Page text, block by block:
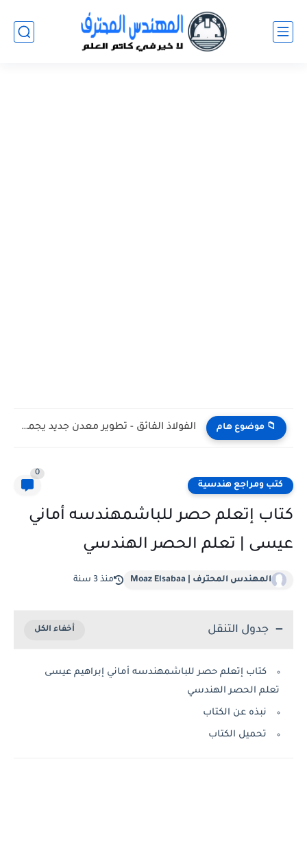
📁 موضوع هام الفولاذ الفائق - تطوير معدن جديد يجمع بين القوة والمرونة...
كتب ومراجع هندسية
0
كتاب إتعلم حصر للباشمهندسه أماني
عيسى | تعلم الحصر الهندسي
المهندس المحترف | Moaz Elsabaa منذ 3 سنة
جدول التنقل
كتاب إتعلم حصر للباشمهندسه أماني إبراهيم عيسى
تعلم الحصر الهندسي
نبذه عن الكتاب
تحميل الكتاب